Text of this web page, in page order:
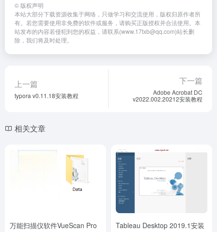
© 版权声明
本站大部分下载资源收集于网络，只做学习和交流使用，版权归原作者所
有。若您需要使用非免费的软件或服务，请购买正版授权并合法使用。本
站发布的内容若侵犯到您的权益，请联系(www.17txb@qq.com)站长删
除，我们将及时处理。
上一篇
typora v0.11.18安装教程
下一篇
Adobe Acrobat DC
v2022.002.20212安装教程
相关文章
万能扫描仪软件VueScan Pro
Tableau Desktop 2019.1安装